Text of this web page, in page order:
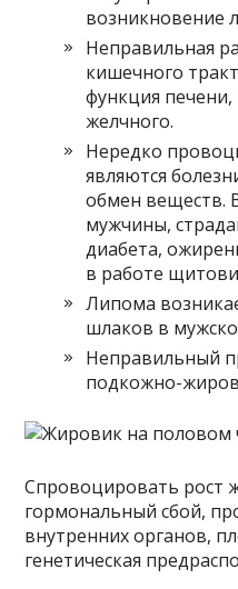
возникновение
Неправильная
кишечного
функция
желчного.
Нередко
являются
обмен веществ.
мужчины,
диабета,
в работе
Липома
шлаков в
Неправильный
подкожно-
Спровоцировать рост
гормональный сбой,
внутренних органов,
генетическая